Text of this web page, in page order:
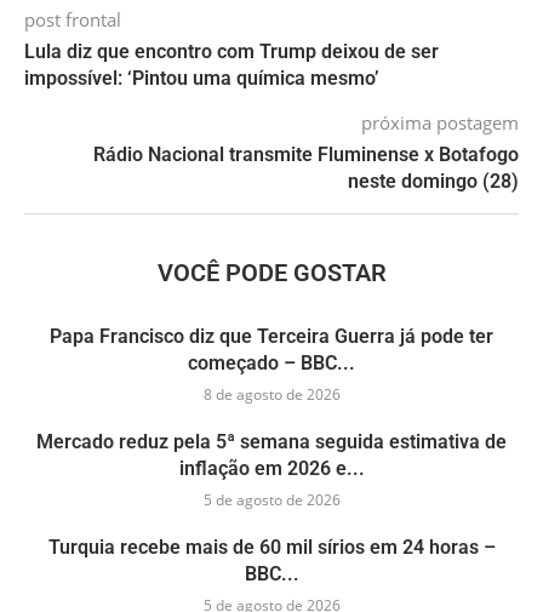
post frontal
Lula diz que encontro com Trump deixou de ser
impossível: ‘Pintou uma química mesmo’
próxima postagem
Rádio Nacional transmite Fluminense x Botafogo
neste domingo (28)
VOCÊ PODE GOSTAR
Papa Francisco diz que Terceira Guerra já pode ter
começado – BBC...
8 de agosto de 2026
Mercado reduz pela 5ª semana seguida estimativa de
inflação em 2026 e...
5 de agosto de 2026
Turquia recebe mais de 60 mil sírios em 24 horas –
BBC...
5 de agosto de 2026